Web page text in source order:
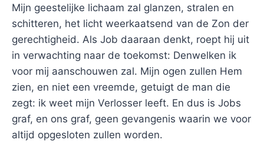
Mijn geestelijke lichaam zal glanzen, stralen en
schitteren, het licht weerkaatsend van de Zon der
gerechtigheid. Als Job daaraan denkt, roept hij uit
in verwachting naar de toekomst: Denwelken ik
voor mij aanschouwen zal. Mijn ogen zullen Hem
zien, en niet een vreemde, getuigt de man die
zegt: ik weet mijn Verlosser leeft. En dus is Jobs
graf, en ons graf, geen gevangenis waarin we voor
altijd opgesloten zullen worden.